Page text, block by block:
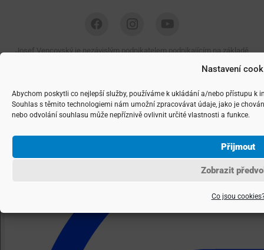
Nastavení
Abychom poskytli co nejlepší služby, používáme k ukládání a/nebo přístupu k
Souhlas s těmito technologiemi nám umožní zpracovávat údaje, jako je
nebo odvolání souhlasu může nepříznivě ovlivnit určité vlastnosti a funkce.
Přijmout
Zobrazit
Co jsou
Josef Vencovský je nezávislým podnikatelem podnikajícím na základě
Agentura maveb